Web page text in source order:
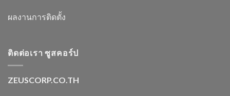
ผลงานการติดตั้ง
ติดต่อเรา ซูสคอร์ป
ZEUSCORP.CO.TH